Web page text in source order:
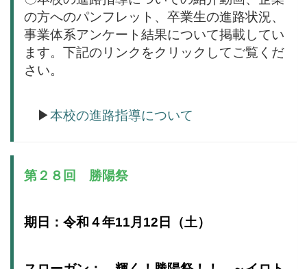
の方へのパンフレット、卒業生の進路状況、
事業体系アンケート結果について掲載してい
ます。下記のリンクをクリックしてご覧くだ
さい。
▶本校の進路指導について
第２８回 勝陽祭
期日：令和４年11月12日（土）